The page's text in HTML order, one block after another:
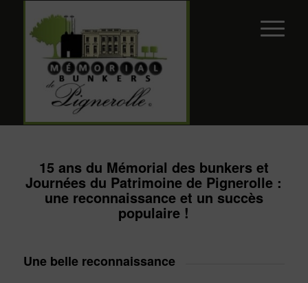
15 ans du Mémorial des bunkers et
Journées du Patrimoine de Pignerolle :
une reconnaissance et un succès
populaire !
Une belle reconnaissance